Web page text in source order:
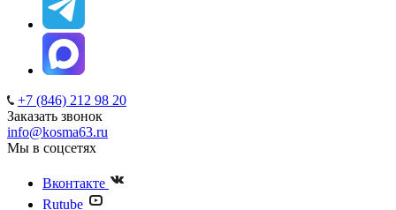
+7 (846) 212 98 20
Заказать звонок
info@kosma63.ru
Мы в соцсетях
Вконтакте
Rutube